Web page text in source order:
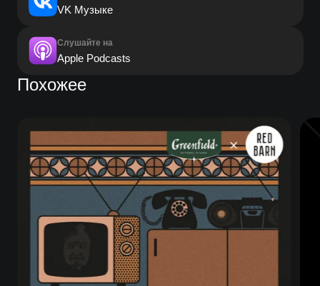
VK Музыке
Слушайте на
Apple Podcasts
Похожее